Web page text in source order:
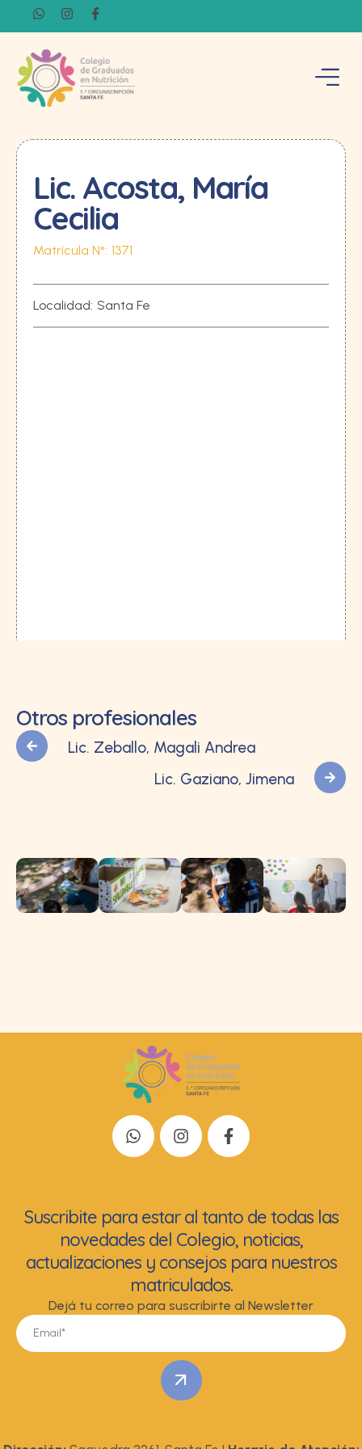
Lic. Acosta, María
Cecilia
Matrícula N°: 1371
Localidad: Santa Fe
Otros profesionales
Lic. Zeballo, Magali Andrea
Lic. Gaziano, Jimena
Suscribite para estar al tanto de todas las
novedades del Colegio, noticias,
actualizaciones y consejos para nuestros
matriculados.
Dejá tu correo para suscribirte al Newsletter